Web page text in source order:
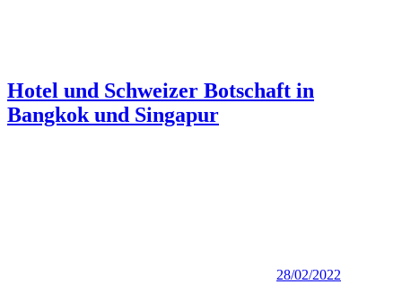
Hotel und Schweizer Botschaft in
Bangkok und Singapur
28/02/2022